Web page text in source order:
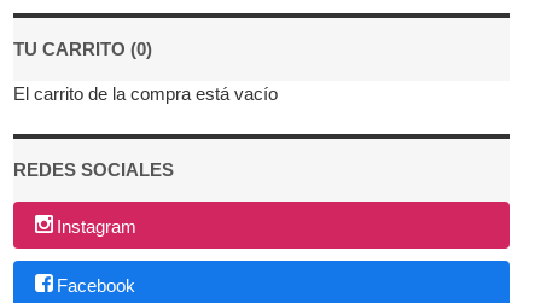
TU CARRITO (0)
El carrito de la compra está vacío
REDES SOCIALES
Instagram
Facebook